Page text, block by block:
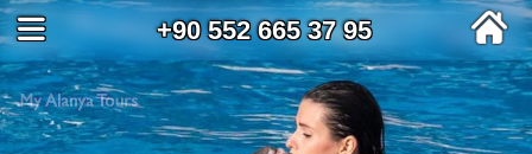
+90 552 665 37 95